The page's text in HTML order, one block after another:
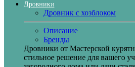
Дровники
Дровник с хозблоком
Описание
Бренды
Дровники от Мастерской
стильное решение для вашего